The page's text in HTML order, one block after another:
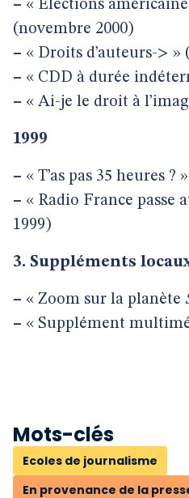
– « Elections
(novembre 2000)
– « Droits d’auteurs-> »
– « CDD à durée
– « Ai-je le droit à
1999
– « T’as pas 35 heures ?
– « Radio France passe
1999)
3. Suppléments
– « Zoom sur la planète
– « Supplément
Mots-clés
Ecoles de journalisme
En provenance de la